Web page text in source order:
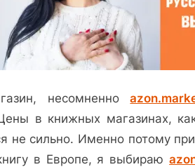
несомненно
в книжных магазинах,
не сильно. Именно потому при
в Европе, я выбираю